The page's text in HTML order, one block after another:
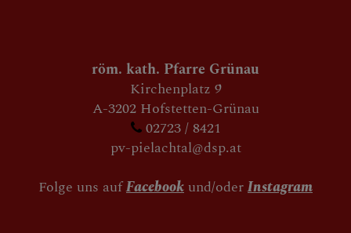
röm. kath. Pfarre Grünau
Kirchenplatz 9
A-3202 Hofstetten-Grünau
02723 / 8421
pv-pielachtal@dsp.at
Folge uns aufFacebookund/oderInstagram